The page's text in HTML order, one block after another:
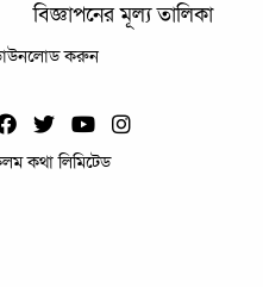
বিজ্ঞাপনের মূল্য তালিকা
করুন
কথা লিমিটেড